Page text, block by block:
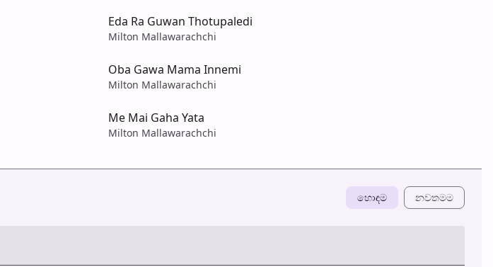
Eda Ra Guwan Thotupaledi
Milton Mallawarachchi
Oba Gawa Mama Innemi
Milton Mallawarachchi
Me Mai Gaha Yata
Milton Mallawarachchi
හොඳම නවත​මම